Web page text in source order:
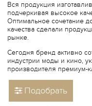
Вся продукция
подчеркивая высокое
Оптимальное сочетание
качества сделали
рынке.
Сегодня бренд активно
индустрии моды и кино,
производителя премиум-
Подобрать